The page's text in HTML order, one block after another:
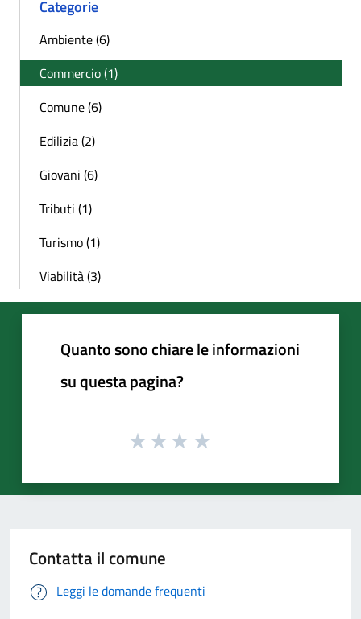
Categorie
Ambiente (6)
Commercio (1)
Comune (6)
Edilizia (2)
Giovani (6)
Tributi (1)
Turismo (1)
Viabilità (3)
Quanto sono chiare le informazioni
su questa pagina?
Contatta il comune
Leggi le domande frequenti